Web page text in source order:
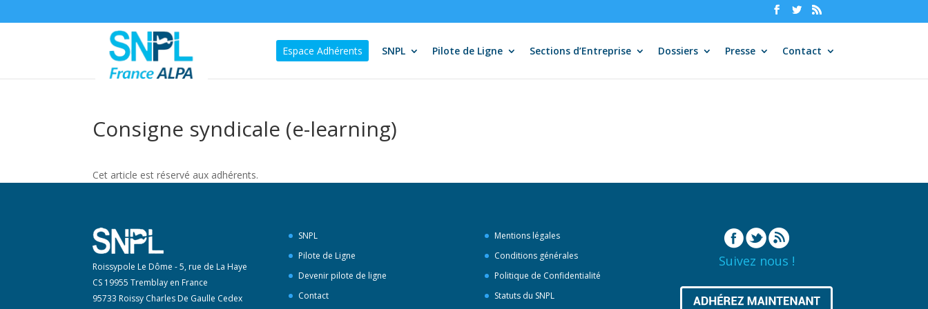
Espace Adhérents SNPL Pilote de Ligne Sections d’Entreprise Dossiers Presse Contact
Consigne syndicale (e-learning)
Cet article est réservé aux adhérents.
Roissypole Le Dôme - 5, rue de La Haye
CS 19955 Tremblay en France
95733 Roissy Charles De Gaulle Cedex
SNPL
Pilote de Ligne
Devenir pilote de ligne
Contact
Mentions légales
Conditions générales
Politique de Confidentialité
Statuts du SNPL
Suivez nous !